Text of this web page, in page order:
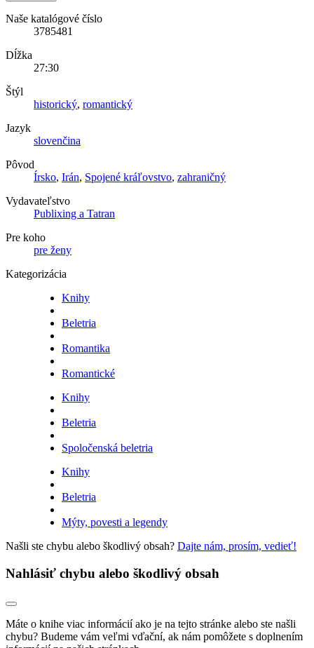
Naše katalógové číslo
3785481
Dĺžka
27:30
Štýl
historický, romantický
Jazyk
slovenčina
Pôvod
Írsko, Irán, Spojené kráľovstvo, zahraničný
Vydavateľstvo
Publixing a Tatran
Pre koho
pre ženy
Kategorizácia
Knihy
Beletria
Romantika
Romantické
Knihy
Beletria
Spoločenská beletria
Knihy
Beletria
Mýty, povesti a legendy
Našli ste chybu alebo škodlivý obsah? Dajte nám, prosím, vedieť!
Nahlásiť chybu alebo škodlivý obsah
Máte o knihe viac informácií ako je na tejto stránke alebo ste našli
chybu? Budeme vám veľmi vďační, ak nám pomôžete s doplnením